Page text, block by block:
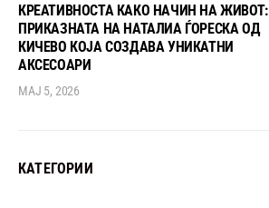
КРЕАТИВНОСТА КАКО НАЧИН НА ЖИВОТ:
ПРИКАЗНАТА НА НАТАЛИА ЃОРЕСКА ОД
КИЧЕВО КОЈА СОЗДАВА УНИКАТНИ
АКСЕСОАРИ
МАЈ 5, 2026
КАТЕГОРИИ